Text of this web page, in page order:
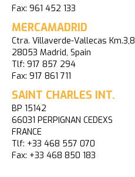
Fax: 961 452 133
MERCAMADRID
Ctra. Villaverde-Vallecas Km.3,8
28053 Madrid, Spain
Tlf: 917 857 294
Fax: 917 861 711
SAINT CHARLES INT.
BP 15142
66031 PERPIGNAN CEDEXS
FRANCE
Tlf: +33 468 557 070
Fax: +33 468 850 183